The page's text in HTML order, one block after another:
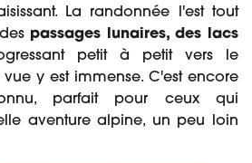
La randonnée l'est tout
passages lunaires, des lacs
petit à petit vers le
vue y est immense. C'est encore
parfait pour ceux qui
aventure alpine, un peu loin